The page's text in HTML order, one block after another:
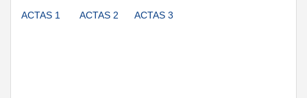
ACTAS 1 ACTAS 2 ACTAS 3